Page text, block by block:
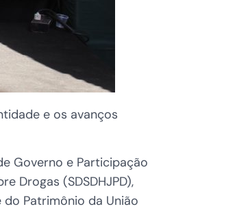
e os avanços
Governo e Participação
Drogas (SDSDHJPD),
do Patrimônio da União